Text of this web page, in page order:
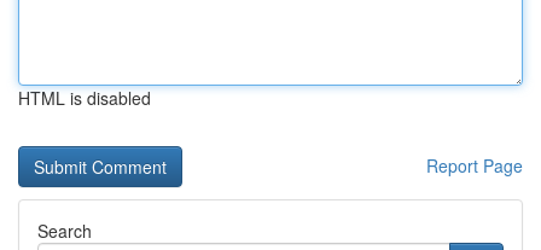
HTML is disabled
Report Page
Search